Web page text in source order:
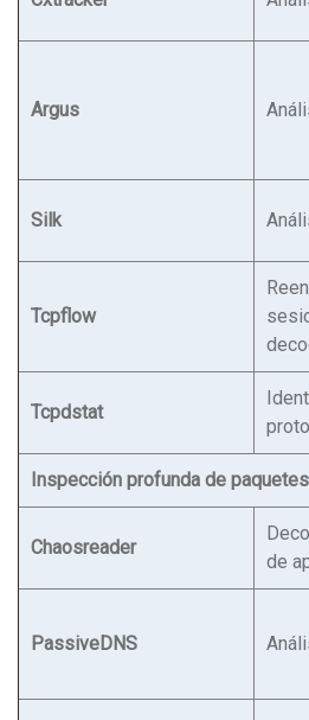
Argus
Silk
Tcpflow
Tcpdstat
Inspección profunda de
Chaosreader
de
PassiveDNS